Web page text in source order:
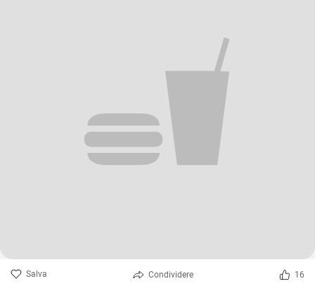
Salva Condividere 16